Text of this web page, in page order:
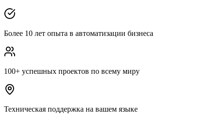
Более 10 лет опыта в автоматизации бизнеса
100+ успешных проектов по всему миру
Техническая поддержка на вашем языке